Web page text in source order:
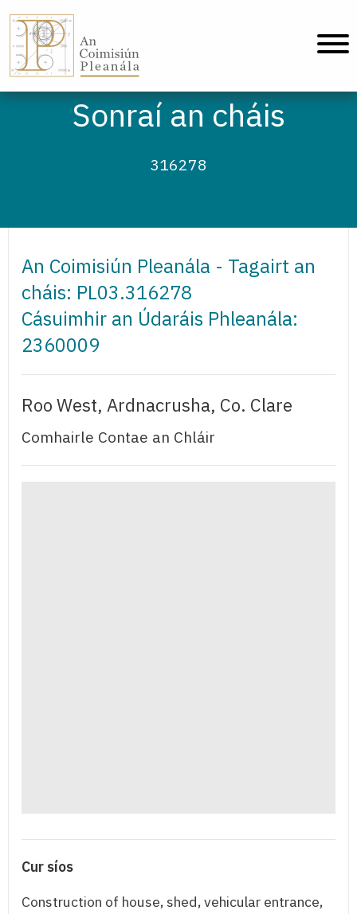
Sonraí an cháis
316278
An Coimisiún Pleanála - Tagairt an
cháis: PL03.316278
Cásuimhir an Údaráis Phleanála:
2360009
Roo West, Ardnacrusha, Co. Clare
Comhairle Contae an Chláir
Cur síos
Construction of house, shed, vehicular entrance,